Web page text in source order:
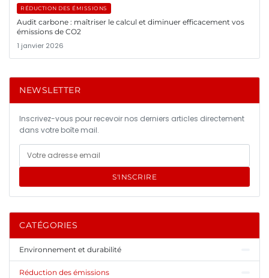
RÉDUCTION DES ÉMISSIONS
Audit carbone : maîtriser le calcul et diminuer efficacement vos
émissions de CO2
1 janvier 2026
NEWSLETTER
Inscrivez-vous pour recevoir nos derniers articles directement
dans votre boîte mail.
S'INSCRIRE
CATÉGORIES
Environnement et durabilité
Réduction des émissions